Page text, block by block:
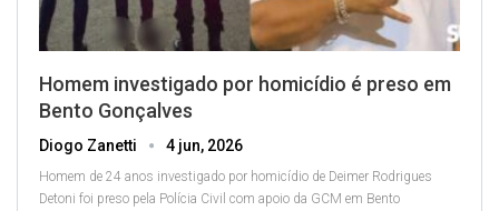
Homem investigado por homicídio é preso em
Bento Gonçalves
Diogo Zanetti 4 jun, 2026
Homem de 24 anos investigado por homicídio de Deimer Rodrigues
Detoni foi preso pela Polícia Civil com apoio da GCM em Bento